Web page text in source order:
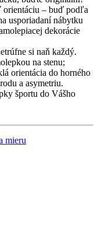
orientáciu – buď podľa
usporiadaní nábytku
dekorácie
si naň každý.
na stenu;
orientácia do horného
a asymetriu.
športu do Vášho
mieru